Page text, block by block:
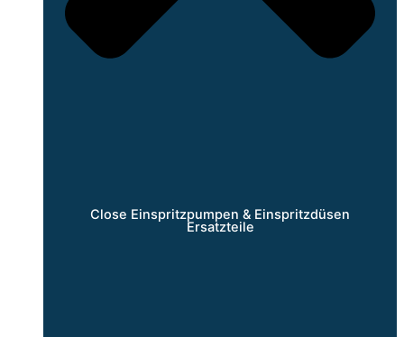
Close Einspritzpumpen & Einspritzdüsen
Ersatzteile